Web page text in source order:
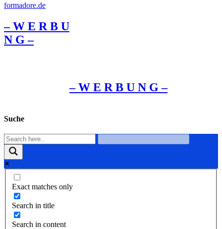
– W Ε R Β U
Ν G –
– W Ε R Β U Ν G –
Suche
Exact matches only
Search in title
Search in content